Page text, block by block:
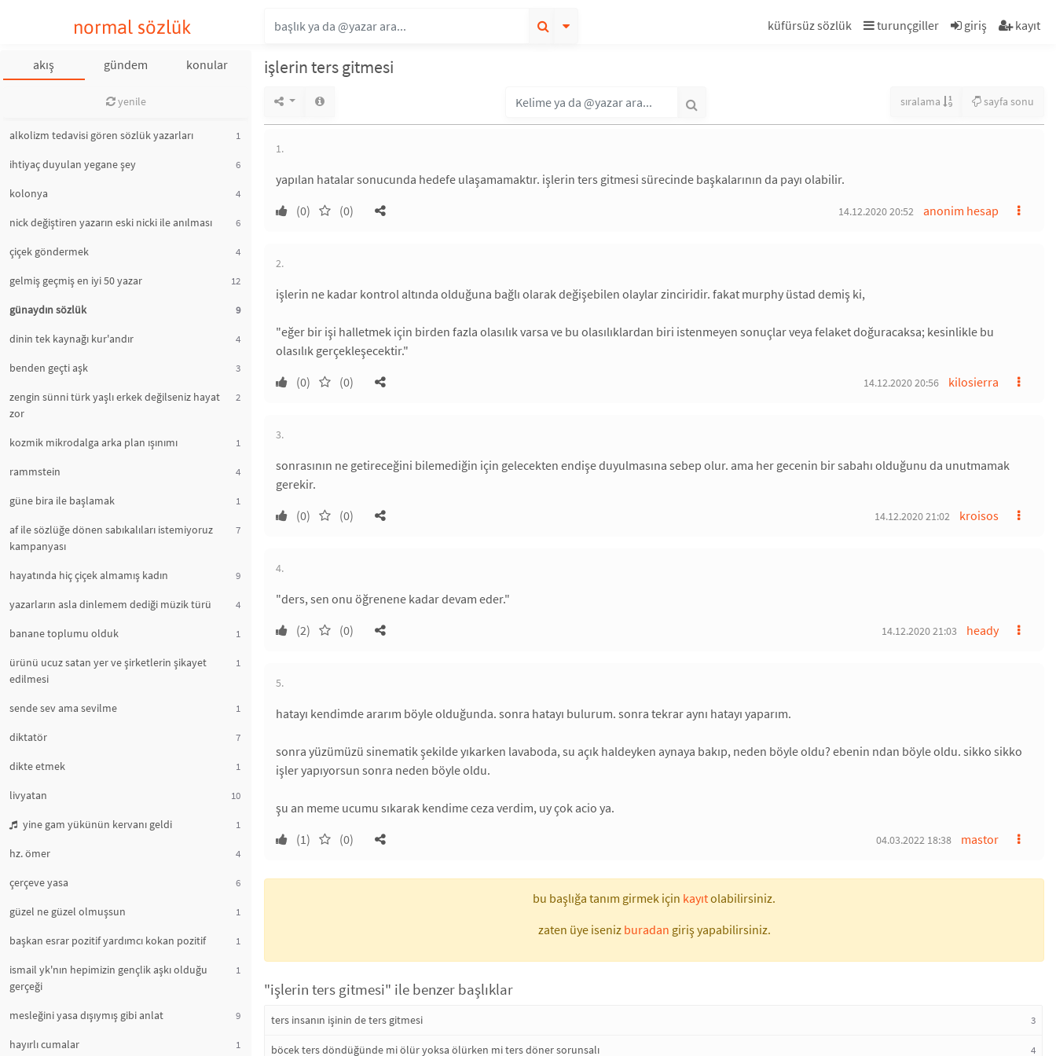
normal sözlük küfürsüz sözlük turunçgiller giriş kayıt
akış gündem konular
yenile
alkolizm tedavisi gören sözlük yazarları 1
ihtiyaç duyulan yegane şey 6
kolonya 4
nick değiştiren yazarın eski nicki ile anılması 6
çiçek göndermek 4
gelmiş geçmiş en iyi 50 yazar 12
günaydın sözlük 9
dinin tek kaynağı kur'andır 4
benden geçti aşk 3
zengin sünni türk yaşlı erkek değilseniz hayat
zor
2
kozmik mikrodalga arka plan ışınımı 1
rammstein 4
güne bira ile başlamak 1
af ile sözlüğe dönen sabıkalıları istemiyoruz
kampanyası
7
hayatında hiç çiçek almamış kadın 9
yazarların asla dinlemem dediği müzik türü 4
banane toplumu olduk 1
ürünü ucuz satan yer ve şirketlerin şikayet
edilmesi
1
sende sev ama sevilme 1
diktatör 7
dikte etmek 1
livyatan 10
yine gam yükünün kervanı geldi 1
hz. ömer 4
çerçeve yasa 6
güzel ne güzel olmuşsun 1
başkan esrar pozitif yardımcı kokan pozitif 1
ismail yk'nın hepimizin gençlik aşkı olduğu
gerçeği
1
mesleğini yasa dışıymış gibi anlat 9
hayırlı cumalar 1
işlerin ters gitmesi
sıralama sayfa sonu
1.
yapılan hatalar sonucunda hedefe ulaşamamaktır. işlerin ters gitmesi sürecinde başkalarının da payı olabilir.
(0)
(0) anonim hesap
14.12.2020 20:52
2.
işlerin ne kadar kontrol altında olduğuna bağlı olarak değişebilen olaylar zinciridir. fakat murphy üstad demiş ki,
"eğer bir işi halletmek için birden fazla olasılık varsa ve bu olasılıklardan biri istenmeyen sonuçlar veya felaket doğuracaksa; kesinlikle bu
olasılık gerçekleşecektir."
(0)
(0) kilosierra
14.12.2020 20:56
3.
sonrasının ne getireceğini bilemediğin için gelecekten endişe duyulmasına sebep olur. ama her gecenin bir sabahı olduğunu da unutmamak
gerekir.
(0)
(0) kroisos
14.12.2020 21:02
4.
"ders, sen onu öğrenene kadar devam eder."
(2)
(0) heady
14.12.2020 21:03
5.
hatayı kendimde ararım böyle olduğunda. sonra hatayı bulurum. sonra tekrar aynı hatayı yaparım.
sonra yüzümüzü sinematik şekilde yıkarken lavaboda, su açık haldeyken aynaya bakıp, neden böyle oldu? ebenin ndan böyle oldu. sikko sikko
işler yapıyorsun sonra neden böyle oldu.
şu an meme ucumu sıkarak kendime ceza verdim, uy çok acio ya.
(1)
(0) mastor
04.03.2022 18:38
bu başlığa tanım girmek için kayıtolabilirsiniz.
zaten üye iseniz buradan giriş yapabilirsiniz.
"işlerin ters gitmesi" ile benzer başlıklar
ters insanın işinin de ters gitmesi 3
böcek ters döndüğünde mi ölür yoksa ölürken mi ters döner sorunsalı 4